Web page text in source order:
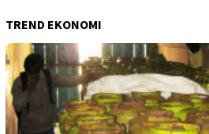
TREND EKONOMI